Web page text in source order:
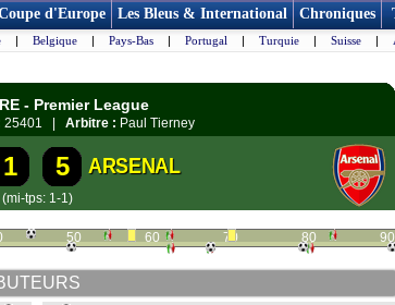
d'Europe Les Bleus & International Chroniques
| Belgique | Pays-Bas | Portugal | Turquie | Suisse |
- Premier League
25401 | Arbitre : Paul Tierney
1 5 ARSENAL
(mi-tps: 1-1)
50 60 70 80 90